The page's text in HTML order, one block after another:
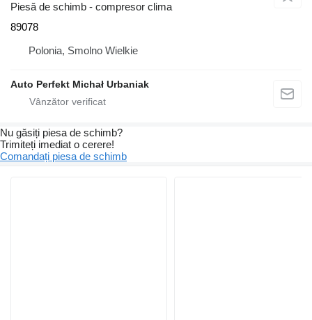
Piesă de schimb - compresor clima
89078
Polonia, Smolno Wielkie
Auto Perfekt Michał Urbaniak
Nu găsiți piesa de schimb?
Trimiteți imediat o cerere!
Comandați piesa de schimb